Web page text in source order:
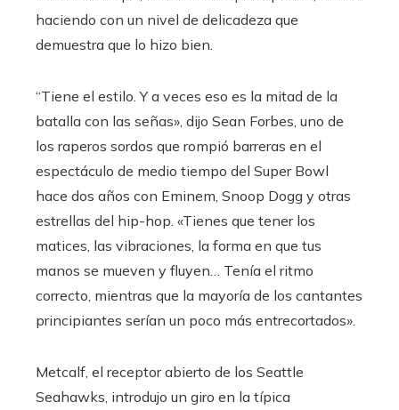
haciendo con un nivel de delicadeza que
demuestra que lo hizo bien.
“Tiene el estilo. Y a veces eso es la mitad de la
batalla con las señas», dijo Sean Forbes, uno de
los raperos sordos que rompió barreras en el
espectáculo de medio tiempo del Super Bowl
hace dos años con Eminem, Snoop Dogg y otras
estrellas del hip-hop. «Tienes que tener los
matices, las vibraciones, la forma en que tus
manos se mueven y fluyen… Tenía el ritmo
correcto, mientras que la mayoría de los cantantes
principiantes serían un poco más entrecortados».
Metcalf, el receptor abierto de los Seattle
Seahawks, introdujo un giro en la típica